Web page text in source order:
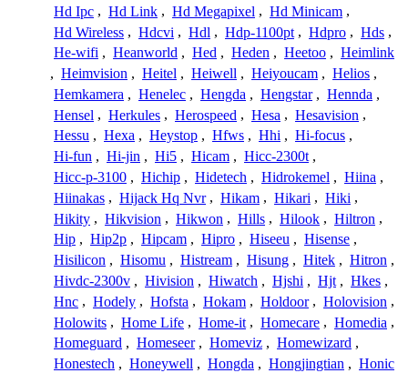
Hd Ipc , Hd Link , Hd Megapixel , Hd Minicam ,
Hd Wireless , Hdcvi , Hdl , Hdp-1100pt , Hdpro , Hds ,
He-wifi , Heanworld , Hed , Heden , Heetoo , Heimlink
, Heimvision , Heitel , Heiwell , Heiyoucam , Helios ,
Hemkamera , Henelec , Hengda , Hengstar , Hennda ,
Hensel , Herkules , Herospeed , Hesa , Hesavision ,
Hessu , Hexa , Heystop , Hfws , Hhi , Hi-focus ,
Hi-fun , Hi-jin , Hi5 , Hicam , Hicc-2300t ,
Hicc-p-3100 , Hichip , Hidetech , Hidrokemel , Hiina ,
Hiinakas , Hijack Hq Nvr , Hikam , Hikari , Hiki ,
Hikity , Hikvision , Hikwon , Hills , Hilook , Hiltron ,
Hip , Hip2p , Hipcam , Hipro , Hiseeu , Hisense ,
Hisilicon , Hisomu , Histream , Hisung , Hitek , Hitron ,
Hivdc-2300v , Hivision , Hiwatch , Hjshi , Hjt , Hkes ,
Hnc , Hodely , Hofsta , Hokam , Holdoor , Holovision ,
Holowits , Home Life , Home-it , Homecare , Homedia ,
Homeguard , Homeseer , Homeviz , Homewizard ,
Honestech , Honeywell , Hongda , Hongjingtian , Honic